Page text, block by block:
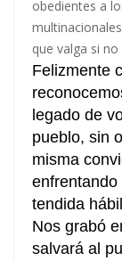
obedientes a
que valga si
Felizmente
legado de
pueblo, sin
misma
tendida
Nos grabó
salvará al